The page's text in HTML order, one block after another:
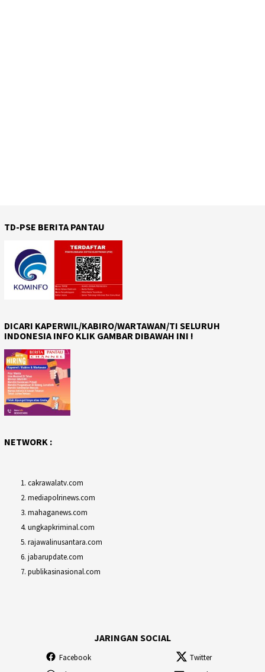
TD-PSE BERITA PANTAU
DICARI KAPERWIL/KABIRO/WARTAWAN/TI SELURUH
INDONESIA INFO KLIK GAMBAR DIBAWAH INI !
NETWORK :
cakrawalatv.com
mediapolrinews.com
mahaganews.com
ungkapkriminal.com
rajawalinusantara.com
jabarupdate.com
publikasinasional.com
JARINGAN SOCIAL
Facebook
Twitter